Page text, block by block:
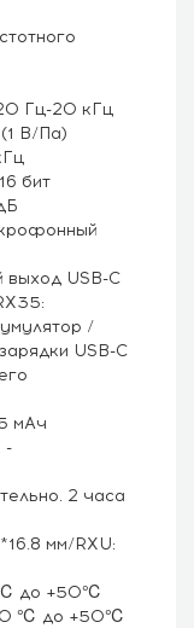
Гц-20 кГц
В/Па)
бит
USB-C
/
USB-C
мАч
-
2 часа
мм/RXU:
до +50℃
10 ℃ до +50℃